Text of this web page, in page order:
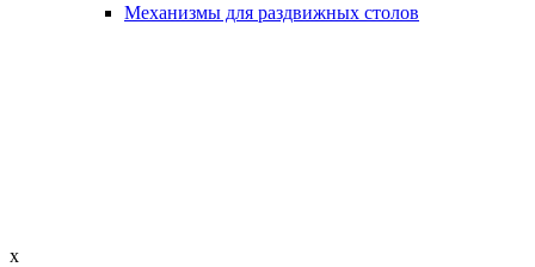
Механизмы для раздвижных столов
x